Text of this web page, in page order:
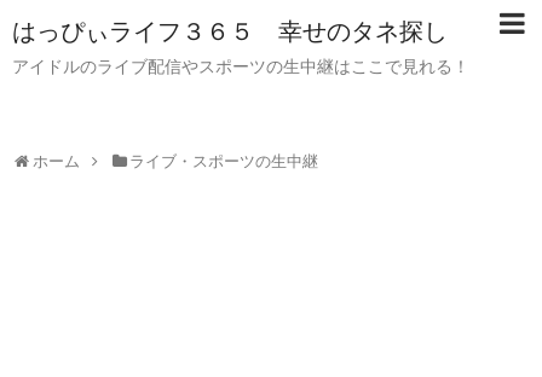
はっぴぃライフ３６５ 幸せのタネ探し
アイドルのライブ配信やスポーツの生中継はここで見れる！
ホーム ライブ・スポーツの生中継